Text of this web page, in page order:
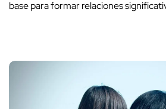
base para formar relaciones